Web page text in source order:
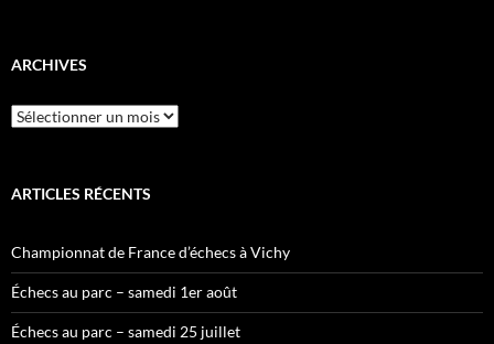
ARCHIVES
Archives
ARTICLES RÉCENTS
Championnat de France d’échecs à Vichy
Échecs au parc – samedi 1er août
Échecs au parc – samedi 25 juillet